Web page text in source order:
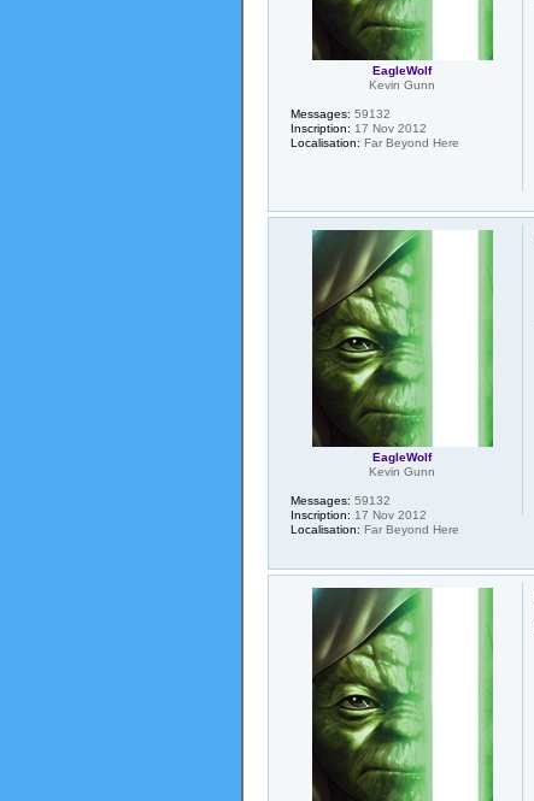
EagleWolf
Kevin Gunn
Messages: 59132
Inscription: 17 Nov 2012
Localisation: Far Beyond Here
EagleWolf
Kevin Gunn
Messages: 59132
Inscription: 17 Nov 2012
Localisation: Far Beyond Here